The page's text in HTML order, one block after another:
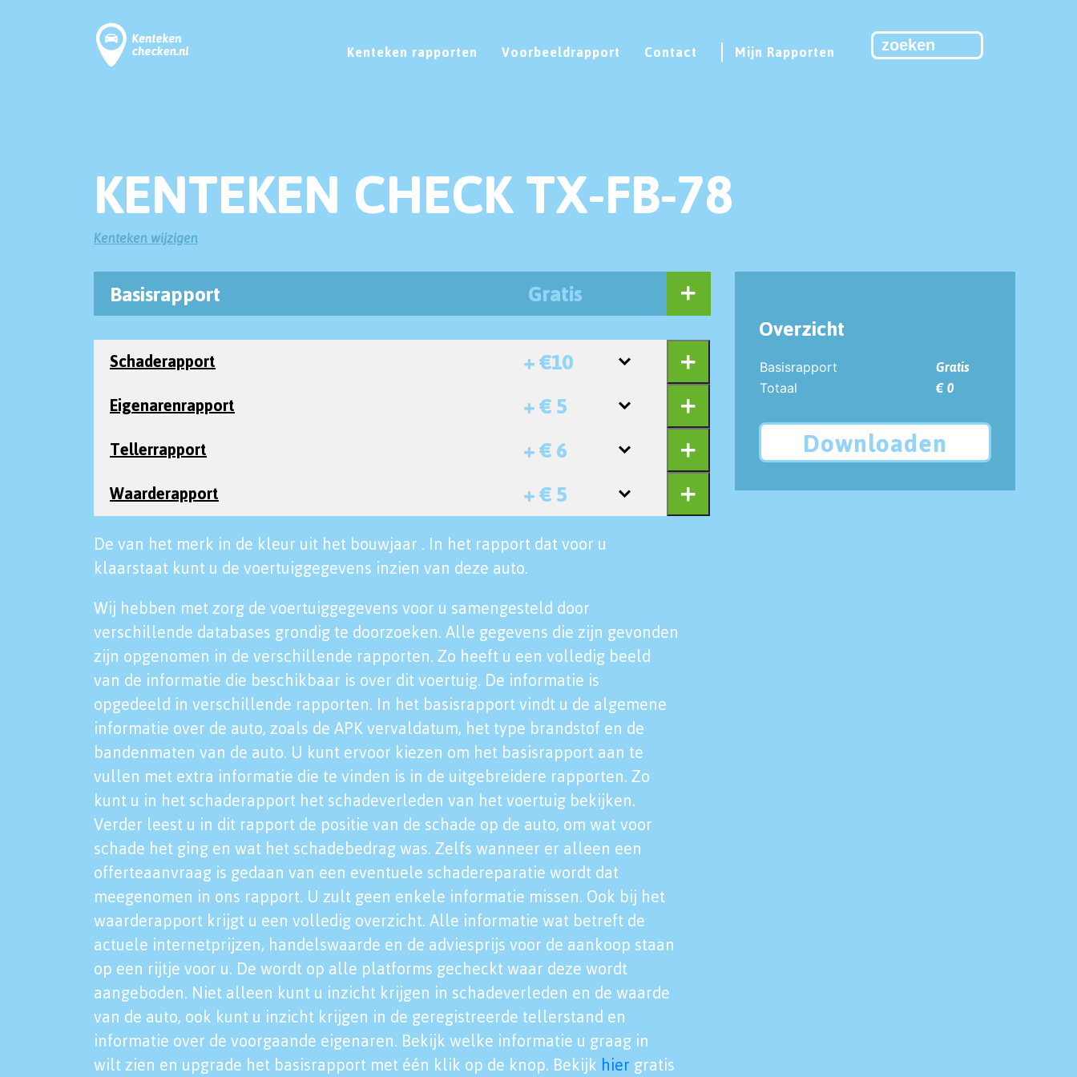
Kenteken rapporten Voorbeeldrapport Contact Mijn Rapporten
KENTEKEN CHECK TX-FB-78
Kenteken wijzigen
Basisrapport Gratis
Schaderapport + €10
Eigenarenrapport + € 5
Tellerrapport + € 6
Waarderapport + € 5
De van het merk in de kleur uit het bouwjaar . In het rapport dat voor u
klaarstaat kunt u de voertuiggegevens inzien van deze auto.
Wij hebben met zorg de voertuiggegevens voor u samengesteld door
verschillende databases grondig te doorzoeken. Alle gegevens die zijn gevonden
zijn opgenomen in de verschillende rapporten. Zo heeft u een volledig beeld
van de informatie die beschikbaar is over dit voertuig. De informatie is
opgedeeld in verschillende rapporten. In het basisrapport vindt u de algemene
informatie over de auto, zoals de APK vervaldatum, het type brandstof en de
bandenmaten van de auto. U kunt ervoor kiezen om het basisrapport aan te
vullen met extra informatie die te vinden is in de uitgebreidere rapporten. Zo
kunt u in het schaderapport het schadeverleden van het voertuig bekijken.
Verder leest u in dit rapport de positie van de schade op de auto, om wat voor
schade het ging en wat het schadebedrag was. Zelfs wanneer er alleen een
offerteaanvraag is gedaan van een eventuele schadereparatie wordt dat
meegenomen in ons rapport. U zult geen enkele informatie missen. Ook bij het
waarderapport krijgt u een volledig overzicht. Alle informatie wat betreft de
actuele internetprijzen, handelswaarde en de adviesprijs voor de aankoop staan
op een rijtje voor u. De wordt op alle platforms gecheckt waar deze wordt
aangeboden. Niet alleen kunt u inzicht krijgen in schadeverleden en de waarde
van de auto, ook kunt u inzicht krijgen in de geregistreerde tellerstand en
informatie over de voorgaande eigenaren. Bekijk welke informatie u graag in
wilt zien en upgrade het basisrapport met één klik op de knop. Bekijk hier gratis
Overzicht
Basisrapport
Gratis
Totaal
€ 0
Downloaden